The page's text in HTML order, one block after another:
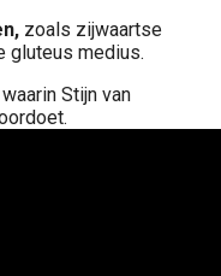
zoals zijwaartse
gluteus medius.
Stijn van